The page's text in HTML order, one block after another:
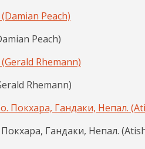
Peach)
Rhemann)
Гандаки, Непал.